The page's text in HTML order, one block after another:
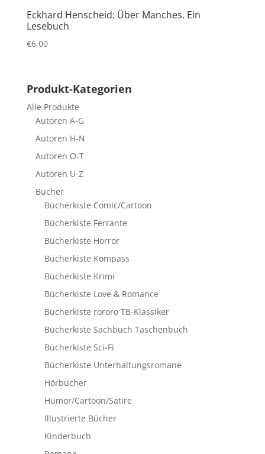
Eckhard Henscheid: Über Manches. Ein
Lesebuch
€6,00
Produkt-Kategorien
Alle Produkte
Autoren A-G
Autoren H-N
Autoren O-T
Autoren U-Z
Bücher
Bücherkiste Comic/Cartoon
Bücherkiste Ferrante
Bücherkiste Horror
Bücherkiste Kompass
Bücherkiste Krimi
Bücherkiste Love & Romance
Bücherkiste rororo TB-Klassiker
Bücherkiste Sachbuch Taschenbuch
Bücherkiste Sci-Fi
Bücherkiste Unterhaltungsromane
Hörbücher
Humor/Cartoon/Satire
Illustrierte Bücher
Kinderbuch